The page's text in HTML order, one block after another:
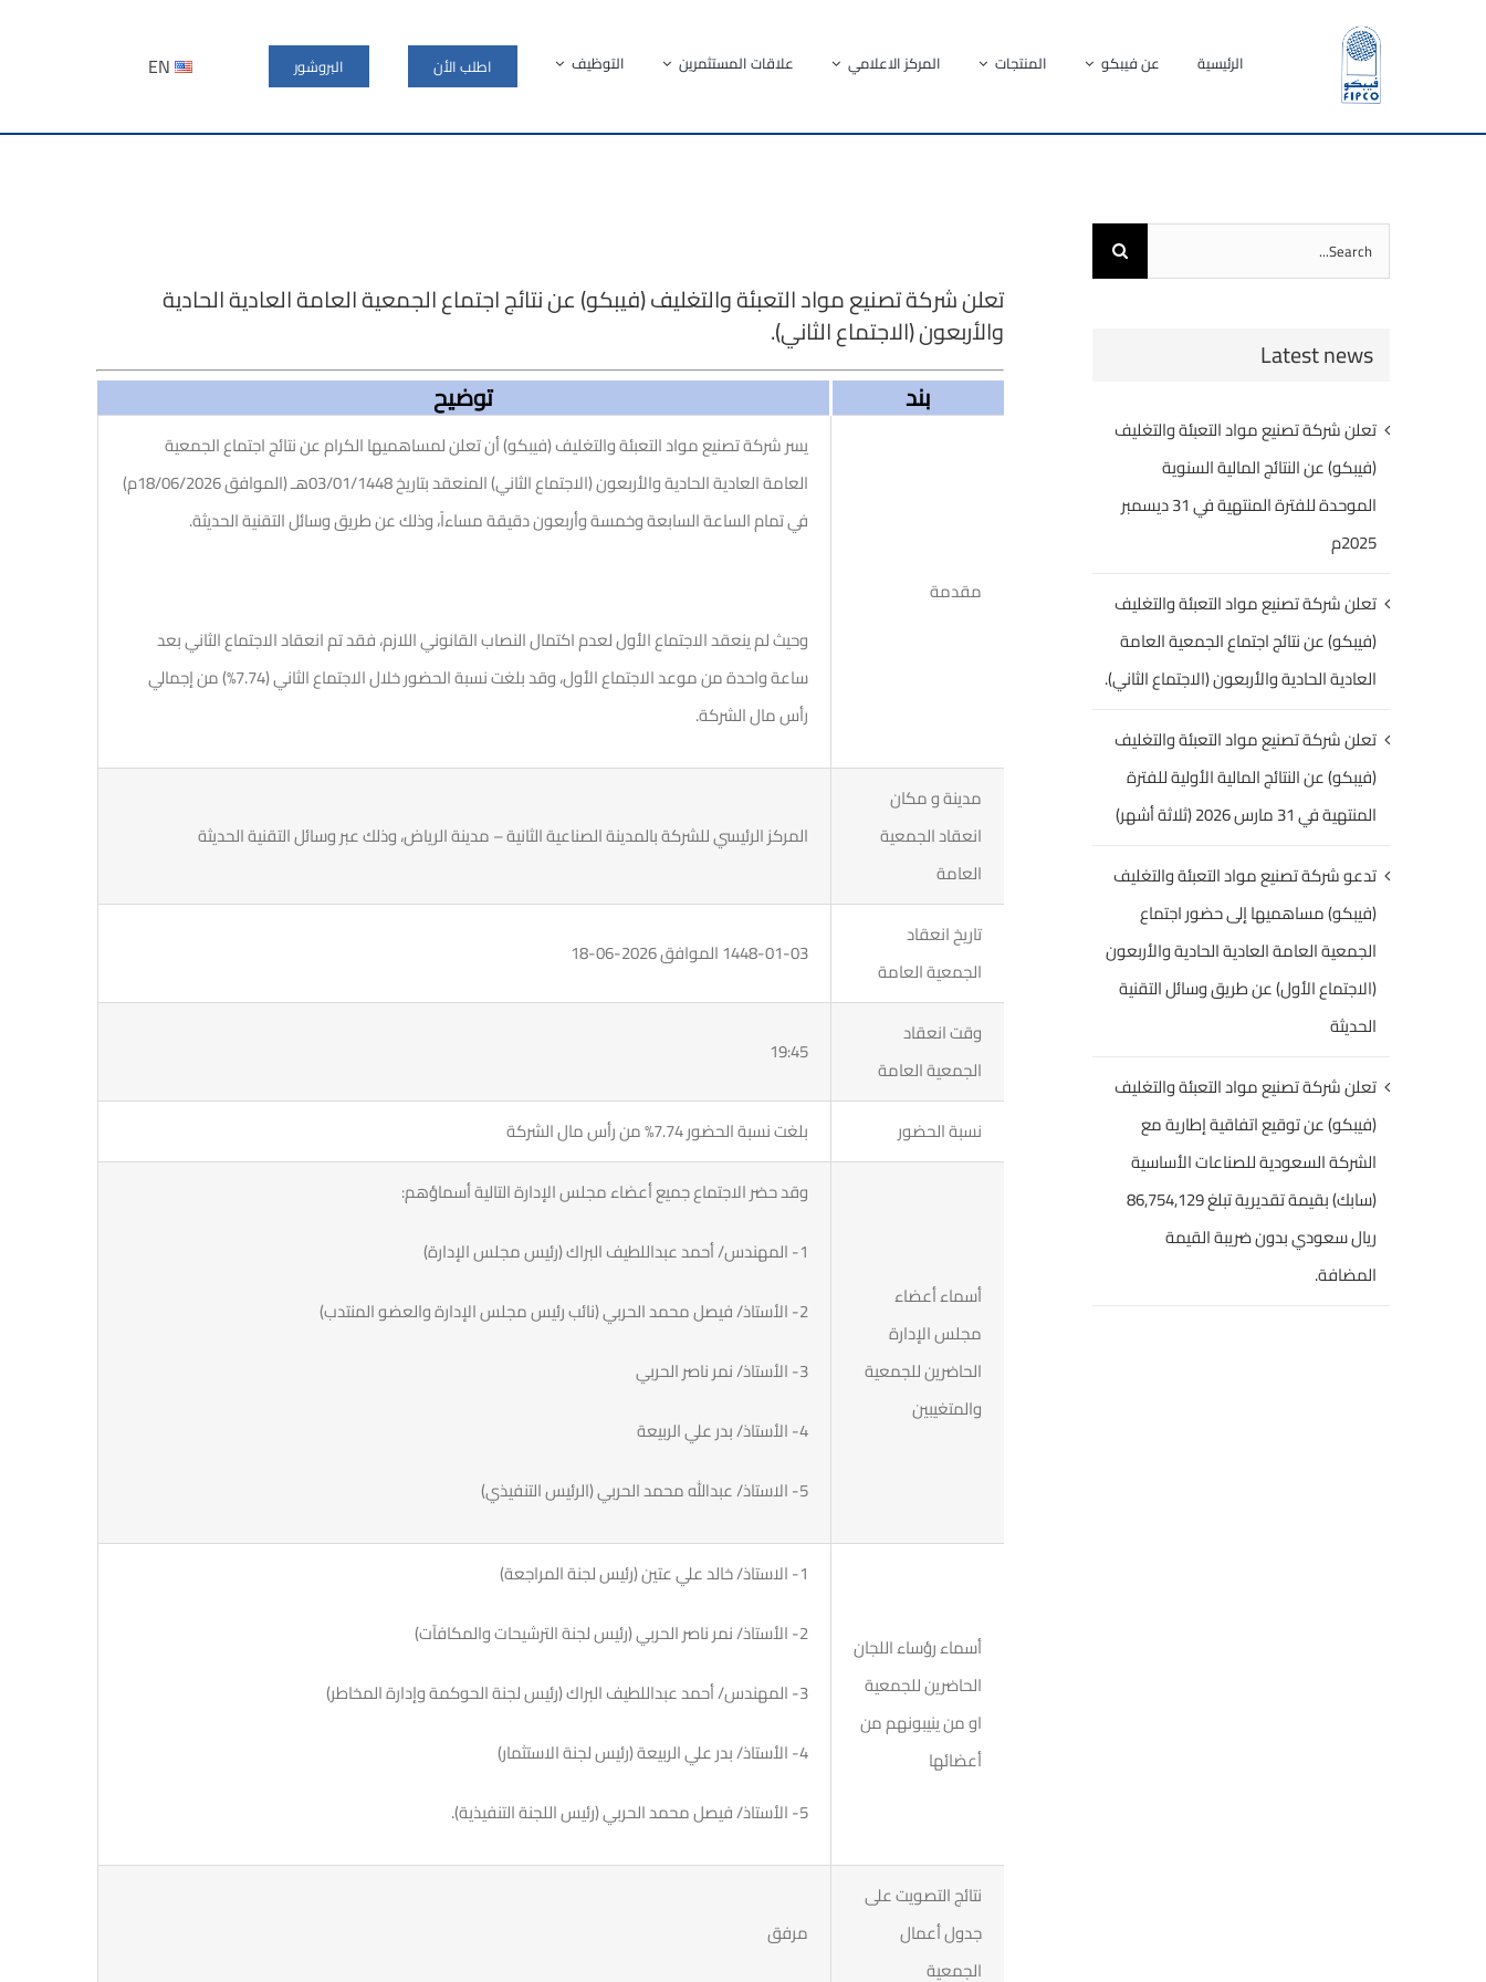
الرئيسية عن فيبكو المنتجات المركز الاعلامي علاقات المستثمرين التوظيف اطلب الأن البروشور EN
تعلن شركة تصنيع مواد التعبئة والتغليف (فيبكو) عن نتائج اجتماع الجمعية العامة العادية الحادية
والأربعون (الاجتماع الثاني).
بند توضيح
مقدمة
يسر شركة تصنيع مواد التعبئة والتغليف (فيبكو) أن تعلن لمساهميها الكرام عن نتائج اجتماع الجمعية
العامة العادية الحادية والأربعون (الاجتماع الثاني) المنعقد بتاريخ 03/01/1448هـ (الموافق 18/06/2026م)
في تمام الساعة السابعة وخمسة وأربعون دقيقة مساءاً، وذلك عن طريق وسائل التقنية الحديثة.
وحيث لم ينعقد الاجتماع الأول لعدم اكتمال النصاب القانوني اللازم، فقد تم انعقاد الاجتماع الثاني بعد
ساعة واحدة من موعد الاجتماع الأول، وقد بلغت نسبة الحضور خلال الاجتماع الثاني (7.74%) من إجمالي
رأس مال الشركة.
مدينة و مكان
انعقاد الجمعية
العامة
المركز الرئيسي للشركة بالمدينة الصناعية الثانية – مدينة الرياض، وذلك عبر وسائل التقنية الحديثة
تاريخ انعقاد
الجمعية العامة
1448-01-03 الموافق 2026-06-18
وقت انعقاد
الجمعية العامة
19:45
نسبة الحضور بلغت نسبة الحضور 7.74% من رأس مال الشركة
أسماء أعضاء
مجلس الإدارة
الحاضرين للجمعية
والمتغيبين
وقد حضر الاجتماع جميع أعضاء مجلس الإدارة التالية أسماؤهم:
1- المهندس/ أحمد عبداللطيف البراك (رئيس مجلس الإدارة)
2- الأستاذ/ فيصل محمد الحربي (نائب رئيس مجلس الإدارة والعضو المنتدب)
3- الأستاذ/ نمر ناصر الحربي
4- الأستاذ/ بدر علي الربيعة
5- الاستاذ/ عبدالله محمد الحربي (الرئيس التنفيذي)
أسماء رؤساء اللجان
الحاضرين للجمعية
او من ينيبونهم من
أعضائها
1- الاستاذ/ خالد علي عتين (رئيس لجنة المراجعة)
2- الأستاذ/ نمر ناصر الحربي (رئيس لجنة الترشيحات والمكافآت)
3- المهندس/ أحمد عبداللطيف البراك (رئيس لجنة الحوكمة وإدارة المخاطر)
4- الأستاذ/ بدر علي الربيعة (رئيس لجنة الاستثمار)
5- الأستاذ/ فيصل محمد الحربي (رئيس اللجنة التنفيذية).
نتائج التصويت على
جدول أعمال
الجمعية
مرفق
Search
for:
Latest news
تعلن شركة تصنيع مواد التعبئة والتغليف
(فيبكو) عن النتائج المالية السنوية
الموحدة للفترة المنتهية في 31 ديسمبر
2025م
تعلن شركة تصنيع مواد التعبئة والتغليف
(فيبكو) عن نتائج اجتماع الجمعية العامة
العادية الحادية والأربعون (الاجتماع الثاني).
تعلن شركة تصنيع مواد التعبئة والتغليف
(فيبكو) عن النتائج المالية الأولية للفترة
المنتهية في 31 مارس 2026 (ثلاثة أشهر)
تدعو شركة تصنيع مواد التعبئة والتغليف
(فيبكو) مساهميها إلى حضور اجتماع
الجمعية العامة العادية الحادية والأربعون
(الاجتماع الأول) عن طريق وسائل التقنية
الحديثة
تعلن شركة تصنيع مواد التعبئة والتغليف
(فيبكو) عن توقيع اتفاقية إطارية مع
الشركة السعودية للصناعات الأساسية
(سابك) بقيمة تقديرية تبلغ 86,754,129
ريال سعودي بدون ضريبة القيمة
المضافة.